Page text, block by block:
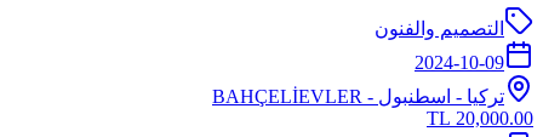
التصميم والفنون
2024-10-09
تركيا - اسطنبول - BAHÇELİEVLER
20,000.00 TL